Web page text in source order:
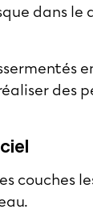
dans le
des
couches